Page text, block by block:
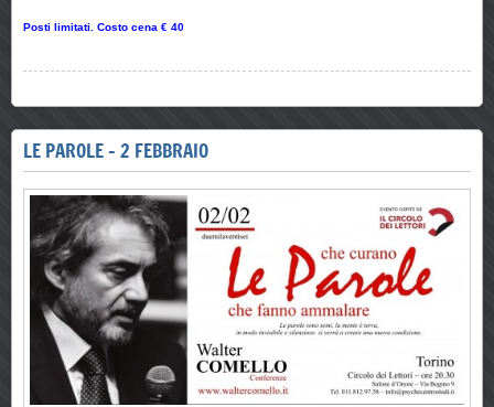
Posti limitati. Costo cena € 40
LE PAROLE - 2 FEBBRAIO